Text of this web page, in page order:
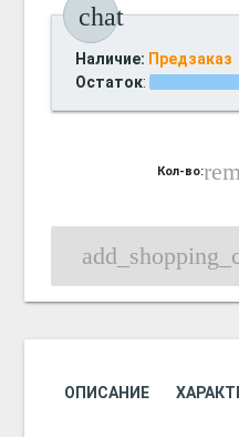
chat
Наличие: Предзаказ
Остаток:
Кол-во:
ОПИСАНИЕ